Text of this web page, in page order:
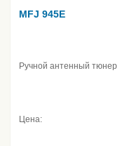
MFJ 945E
Ручной антенный тюнер
Цена: